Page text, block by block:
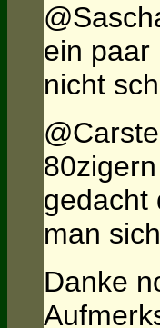
ein paar
nicht
gedacht
man
Danke